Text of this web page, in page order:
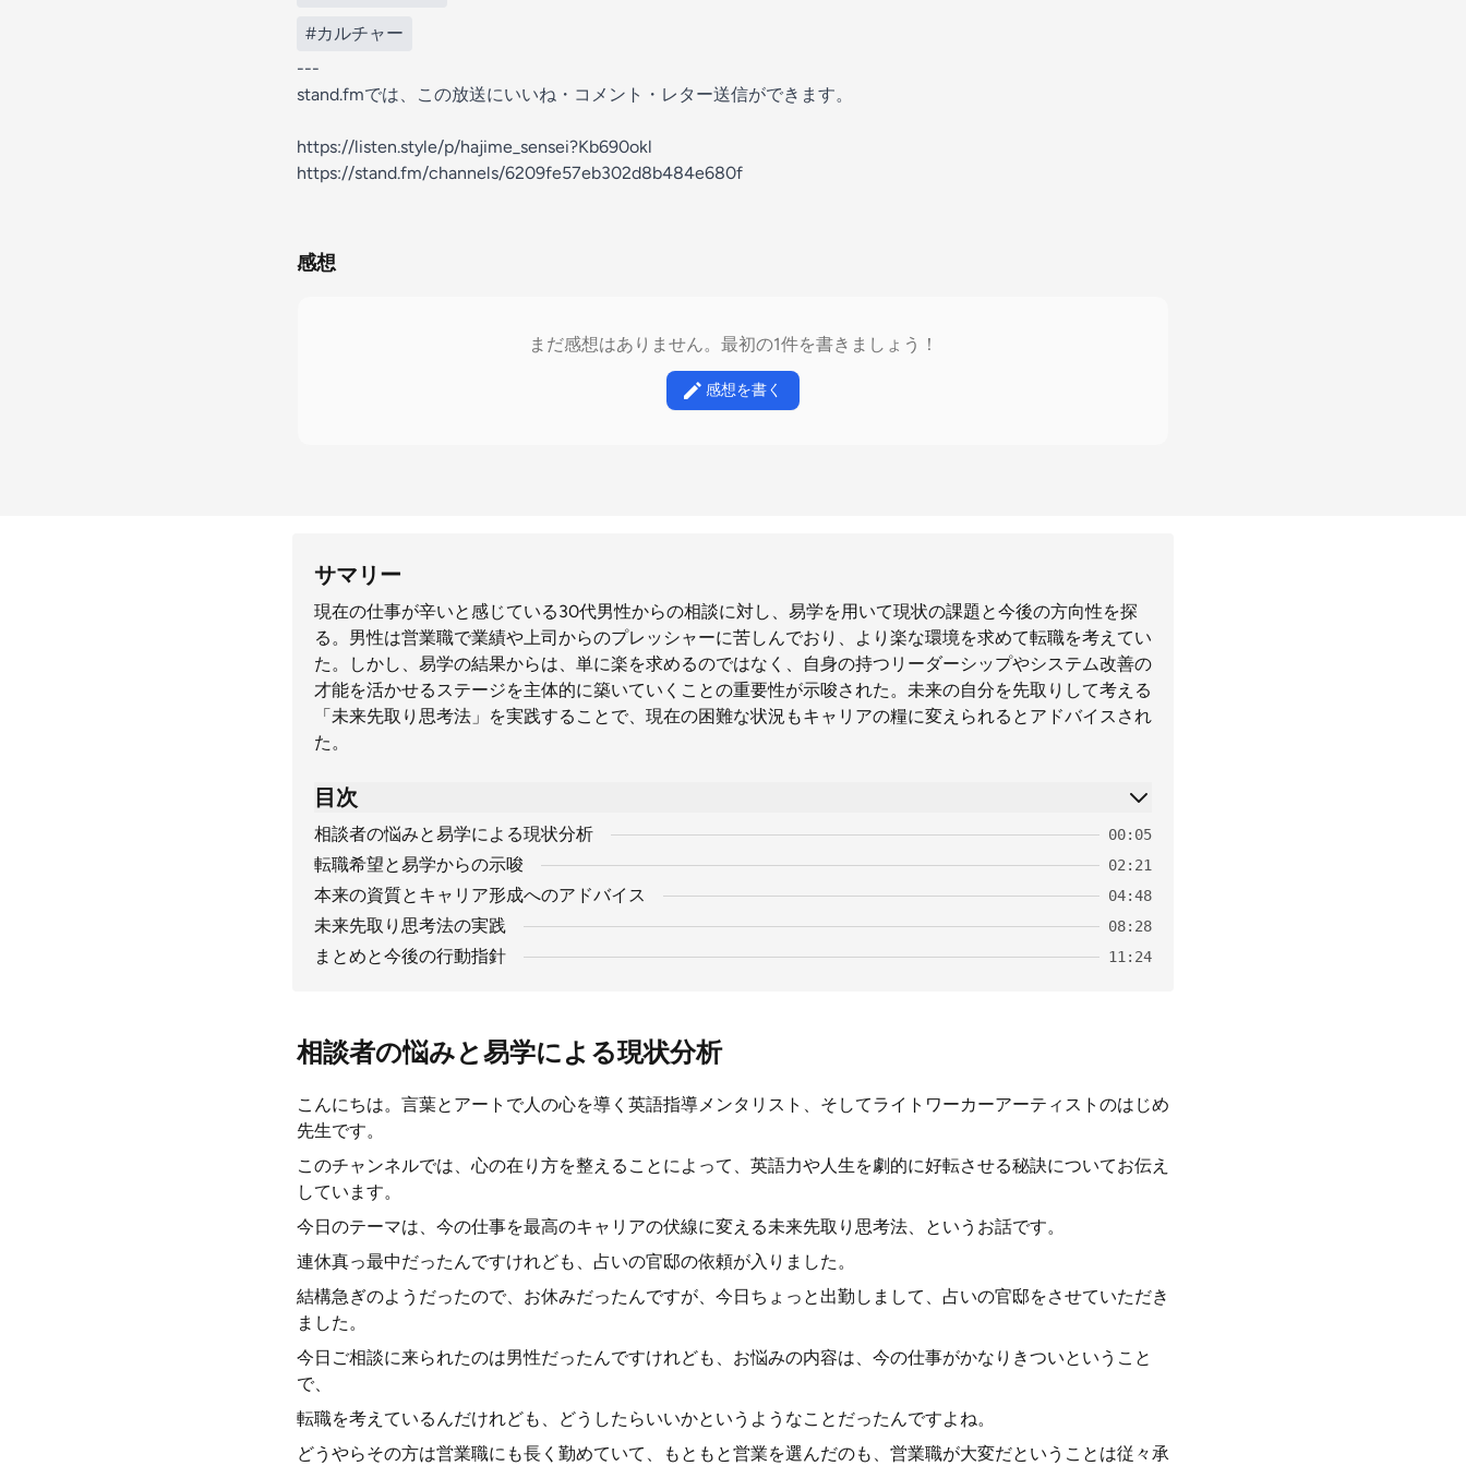
#カルチャー
---
stand.fmでは、この放送にいいね・コメント・レター送信ができます。
https://listen.style/p/hajime_sensei?Kb690okl
https://stand.fm/channels/6209fe57eb302d8b484e680f
感想
まだ感想はありません。最初の1件を書きましょう！
感想を書く
サマリー
現在の仕事が辛いと感じている30代男性からの相談に対し、易学を用いて現状の課題と今後の方向性を探
る。男性は営業職で業績や上司からのプレッシャーに苦しんでおり、より楽な環境を求めて転職を考えてい
た。しかし、易学の結果からは、単に楽を求めるのではなく、自身の持つリーダーシップやシステム改善の
才能を活かせるステージを主体的に築いていくことの重要性が示唆された。未来の自分を先取りして考える
「未来先取り思考法」を実践することで、現在の困難な状況もキャリアの糧に変えられるとアドバイスされ
た。
目次
相談者の悩みと易学による現状分析 00:05
転職希望と易学からの示唆 02:21
本来の資質とキャリア形成へのアドバイス 04:48
未来先取り思考法の実践 08:28
まとめと今後の行動指針 11:24
相談者の悩みと易学による現状分析
こんにちは。言葉とアートで人の心を導く英語指導メンタリスト、そしてライトワーカーアーティストのはじめ
先生です。
このチャンネルでは、心の在り方を整えることによって、英語力や人生を劇的に好転させる秘訣についてお伝え
しています。
今日のテーマは、今の仕事を最高のキャリアの伏線に変える未来先取り思考法、というお話です。
連休真っ最中だったんですけれども、占いの官邸の依頼が入りました。
結構急ぎのようだったので、お休みだったんですが、今日ちょっと出勤しまして、占いの官邸をさせていただき
ました。
今日ご相談に来られたのは男性だったんですけれども、お悩みの内容は、今の仕事がかなりきついということ
で、
転職を考えているんだけれども、どうしたらいいかというようなことだったんですよね。
どうやらその方は営業職にも長く勤めていて、もともと営業を選んだのも、営業職が大変だということは従々承